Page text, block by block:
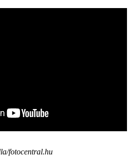
fotocentral.hu